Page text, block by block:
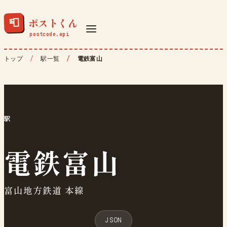
📮 ポストくん
トップ 駅一覧 電鉄富山
駅
電鉄富山
富山地方鉄道 本線
JSON